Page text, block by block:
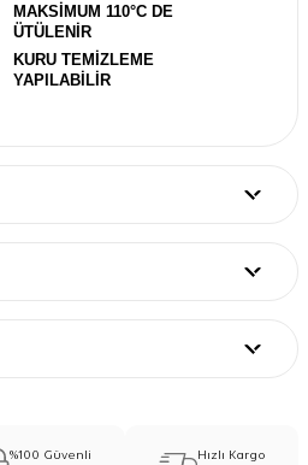
MAKSİMUM 110°C DE
ÜTÜLENİR
KURU TEMİZLEME
YAPILABİLİR
%100 Güvenli
Hızlı Kargo